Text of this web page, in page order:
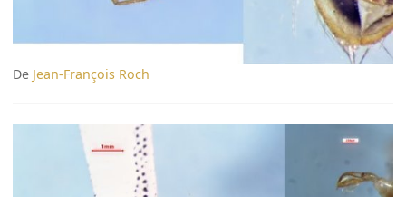
De Jean-François Roch